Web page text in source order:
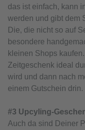
das ist einfach, kann
werden und gibt dem
Die, die nicht so auf
besondere
kleinen Shops
Zeitgeschenk ideal
wird und dann nach
einem Gutschein drin.
#3 Upcyling-
Auch da sind Deiner